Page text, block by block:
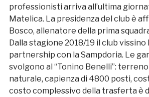
professionisti arriva all’ultima
Matelica. La presidenza del club è
Bosco, allenatore della prima
Dalla stagione 2018/19 il club
partnership con la Sampdoria. Le
svolgono al “Tonino Benelli”:
naturale, capienza di 4800 posti,
costo complessivo della trasferta è